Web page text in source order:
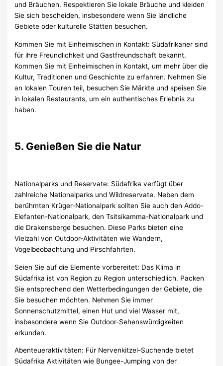
und Bräuchen. Respektieren Sie lokale Bräuche und kleiden
Sie sich bescheiden, insbesondere wenn Sie ländliche
Gebiete oder kulturelle Stätten besuchen.
Kommen Sie mit Einheimischen in Kontakt: Südafrikaner sind
für ihre Freundlichkeit und Gastfreundschaft bekannt.
Kommen Sie mit Einheimischen in Kontakt, um mehr über die
Kultur, Traditionen und Geschichte zu erfahren. Nehmen Sie
an lokalen Touren teil, besuchen Sie Märkte und speisen Sie
in lokalen Restaurants, um ein authentisches Erlebnis zu
haben.
5. Genießen Sie die Natur
Nationalparks und Reservate: Südafrika verfügt über
zahlreiche Nationalparks und Wildreservate. Neben dem
berühmten Krüger-Nationalpark sollten Sie auch den Addo-
Elefanten-Nationalpark, den Tsitsikamma-Nationalpark und
die Drakensberge besuchen. Diese Parks bieten eine
Vielzahl von Outdoor-Aktivitäten wie Wandern,
Vogelbeobachtung und Pirschfahrten.
Seien Sie auf die Elemente vorbereitet: Das Klima in
Südafrika ist von Region zu Region unterschiedlich. Packen
Sie entsprechend den Wetterbedingungen der Gebiete, die
Sie besuchen möchten. Nehmen Sie immer
Sonnenschutzmittel, einen Hut und viel Wasser mit,
insbesondere wenn Sie Outdoor-Sehenswürdigkeiten
erkunden.
Abenteueraktivitäten: Für Nervenkitzel-Suchende bietet
Südafrika Aktivitäten wie Bungee-Jumping von der